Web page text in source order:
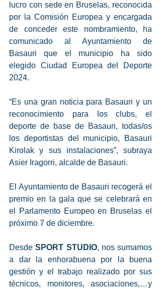
lucro con sede en Bruselas, reconocida
por la Comisión Europea y encargada
de conceder este nombramiento, ha
comunicado al Ayuntamiento de
Basauri que el municipio ha sido
elegido Ciudad Europea del Deporte
2024.
“Es una gran noticia para Basauri y un
reconocimiento para los clubs, el
deporte de base de Basauri, todas/os
los deportistas del municipio, Basauri
Kirolak y sus instalaciones”, subraya
Asier Iragorri, alcalde de Basauri.
El Ayuntamiento de Basauri recogerá el
premio en la gala que se celebrará en
el Parlamento Europeo en Bruselas el
próximo 7 de diciembre.
Desde SPORT STUDIO, nos sumamos
a dar la enhorabuena por la buena
gestión y el trabajo realizado por sus
técnicos, monitores, asociaciones,…y